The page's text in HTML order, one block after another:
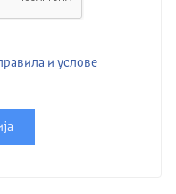
и услове